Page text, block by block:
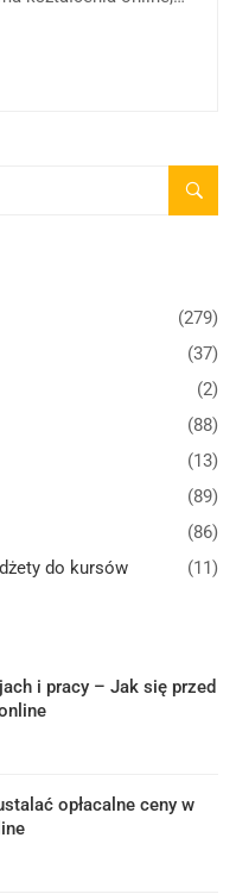
(279)
(37)
(2)
(88)
(13)
(89)
(86)
do kursów
(11)
i pracy – Jak się przed
opłacalne ceny w